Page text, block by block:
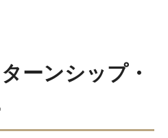
ーンシップ・